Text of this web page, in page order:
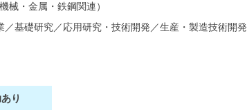
械・金属・鉄鋼関連）
／基礎研究／応用研究・技術開発 ／生産・製造技術開発
り